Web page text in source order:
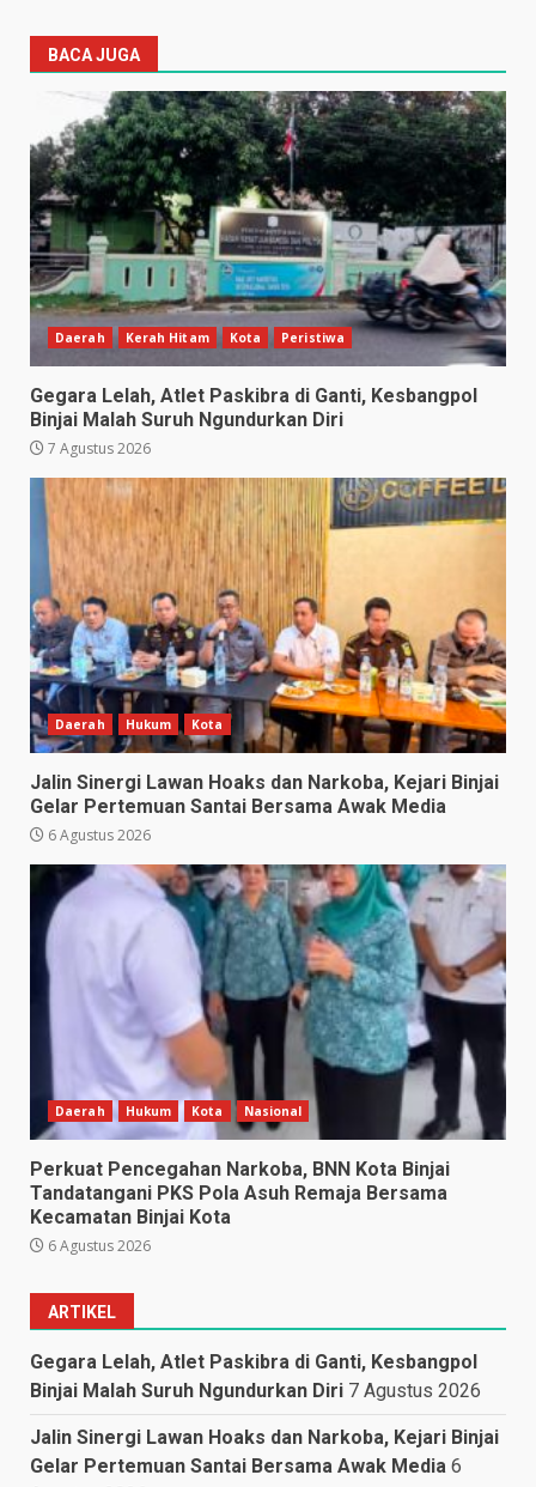
BACA JUGA
Daerah Kerah Hitam Kota Peristiwa
Gegara Lelah, Atlet Paskibra di Ganti, Kesbangpol
Binjai Malah Suruh Ngundurkan Diri
7 Agustus 2026
Daerah Hukum Kota
Jalin Sinergi Lawan Hoaks dan Narkoba, Kejari Binjai
Gelar Pertemuan Santai Bersama Awak Media
6 Agustus 2026
Daerah Hukum Kota Nasional
Perkuat Pencegahan Narkoba, BNN Kota Binjai
Tandatangani PKS Pola Asuh Remaja Bersama
Kecamatan Binjai Kota
6 Agustus 2026
ARTIKEL
Gegara Lelah, Atlet Paskibra di Ganti, Kesbangpol
Binjai Malah Suruh Ngundurkan Diri 7 Agustus 2026
Jalin Sinergi Lawan Hoaks dan Narkoba, Kejari Binjai
Gelar Pertemuan Santai Bersama Awak Media 6